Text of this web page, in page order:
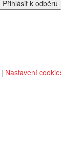
| Nastavení